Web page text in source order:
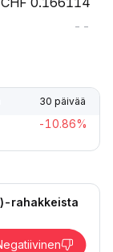
--
30 päivää
-10.86%
rahakkeista